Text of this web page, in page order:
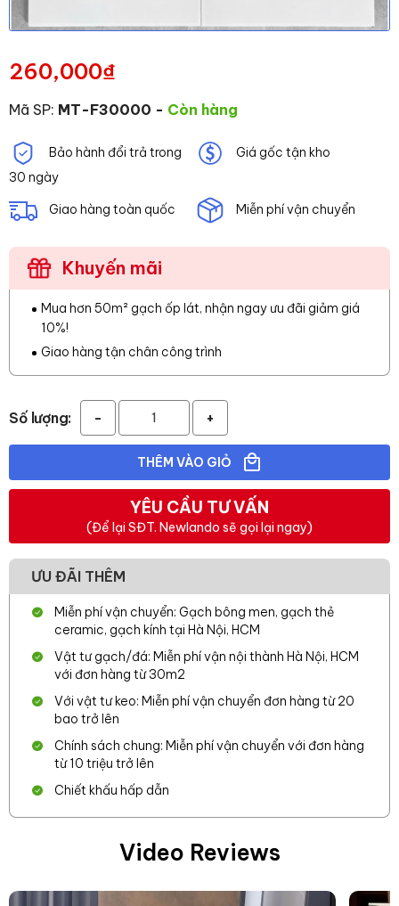
260,000₫
Mã SP: MT-F30000 - Còn hàng
Bảo hành đổi trả trong
30 ngày
Giá gốc tận kho
Giao hàng toàn quốc Miễn phí vận chuyển
Khuyến mãi
Mua hơn 50m² gạch ốp lát, nhận ngay ưu đãi giảm giá
10%!
Giao hàng tận chân công trình
Số lượng: - +
THÊM VÀO GIỎ
YÊU CẦU TƯ VẤN
(Để lại SĐT. Newlando sẽ gọi lại ngay)
ƯU ĐÃI THÊM
Miễn phí vận chuyển: Gạch bông men, gạch thẻ
ceramic, gạch kính tại Hà Nội, HCM
Vật tư gạch/đá: Miễn phí vận nội thành Hà Nội, HCM
với đơn hàng từ 30m2
Với vật tư keo: Miễn phí vận chuyển đơn hàng từ 20
bao trở lên
Chính sách chung: Miễn phí vận chuyển với đơn hàng
từ 10 triệu trở lên
Chiết khấu hấp dẫn
Video Reviews